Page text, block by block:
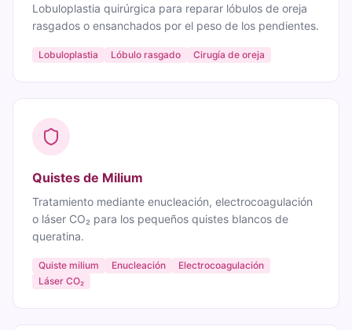
Lobuloplastia quirúrgica para reparar lóbulos de oreja
rasgados o ensanchados por el peso de los pendientes.
Lobuloplastia Lóbulo rasgado Cirugía de oreja
Quistes de Milium
Tratamiento mediante enucleación, electrocoagulación
o láser CO₂ para los pequeños quistes blancos de
queratina.
Quiste milium Enucleación
Electrocoagulación
Láser CO₂